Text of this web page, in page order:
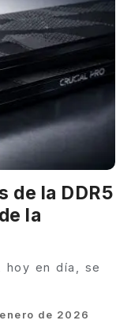
de la DDR5
la
hoy en día, se
de 2026